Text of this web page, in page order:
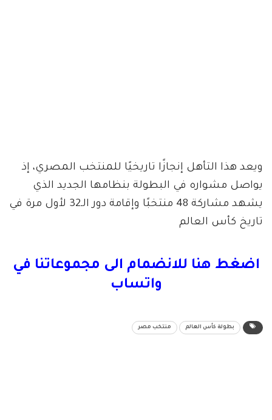
ويعد هذا التأهل إنجازًا تاريخيًا للمنتخب المصري، إذ
يواصل مشواره في البطولة بنظامها الجديد الذي
يشهد مشاركة 48 منتخبًا وإقامة دور الـ32 لأول مرة في
تاريخ كأس العالم
اضغط هنا للانضمام الى مجموعاتنا في
واتساب
بطولة كأس العالم منتخب مصر